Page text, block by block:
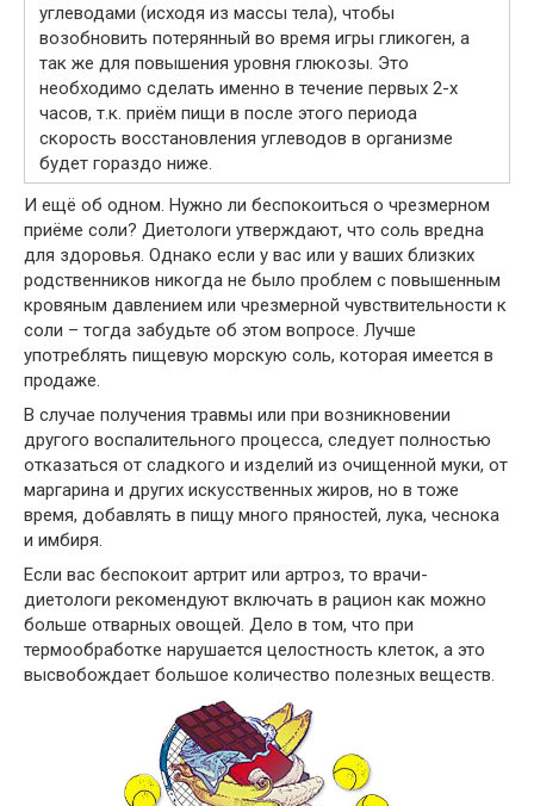
углеводами (исходя из массы тела), чтобы
возобновить потерянный во время игры гликоген, а
так же для повышения уровня глюкозы. Это
необходимо сделать именно в течение первых 2-х
часов, т.к. приём пищи в после этого периода
скорость восстановления углеводов в организме
будет гораздо ниже.
И ещё об одном. Нужно ли беспокоиться о чрезмерном
приёме соли? Диетологи утверждают, что соль вредна
для здоровья. Однако если у вас или у ваших близких
родственников никогда не было проблем с повышенным
кровяным давлением или чрезмерной чувствительности к
соли – тогда забудьте об этом вопросе. Лучше
употреблять пищевую морскую соль, которая имеется в
продаже.
В случае получения травмы или при возникновении
другого воспалительного процесса, следует полностью
отказаться от сладкого и изделий из очищенной муки, от
маргарина и других искусственных жиров, но в тоже
время, добавлять в пищу много пряностей, лука, чеснока
и имбиря.
Если вас беспокоит артрит или артроз, то врачи-
диетологи рекомендуют включать в рацион как можно
больше отварных овощей. Дело в том, что при
термообработке нарушается целостность клеток, а это
высвобождает большое количество полезных веществ.